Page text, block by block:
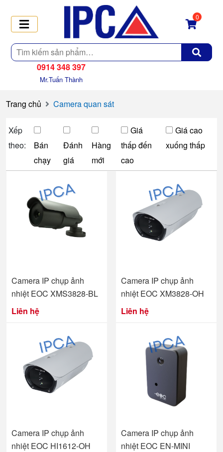
Tìm
kiếm
0
0914 348 397
Mr.Tuấn Thành
Trang chủ Camera quan sát
Xếp
theo:
Bán
chạy
Đánh
giá
Hàng
mới
Giá
thấp đến
cao
Giá cao
xuống thấp
Camera IP chụp ảnh
nhiệt EOC XMS3828-BL
Liên hệ
Camera IP chụp ảnh
nhiệt EOC XM3828-OH
Liên hệ
Camera IP chụp ảnh
nhiệt EOC HI1612-OH
Camera IP chụp ảnh
nhiệt EOC EN-MINI